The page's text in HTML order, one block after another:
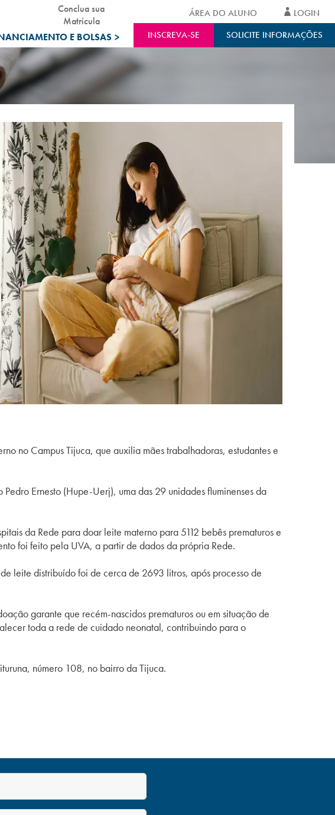
E BOLSAS >
Conclua sua
Matrícula
INSCREVA-SE SOLICITE INFORMAÇÕES
ÁREA DO ALUNO LOGIN
no Campus Tijuca, que auxilia mães trabalhadoras, estudantes e
Ernesto (Hupe-Uerj), uma das 29 unidades fluminenses da
da Rede para doar leite materno para 5112 bebês prematuros e
foi feito pela UVA, a partir de dados da própria Rede.
leite distribuído foi de cerca de 2693 litros, após processo de
garante que recém-nascidos prematuros ou em situação de
toda a rede de cuidado neonatal, contribuindo para o
número 108, no bairro da Tijuca.